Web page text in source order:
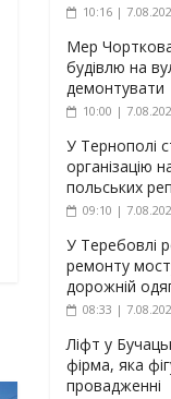
10:16 |
Мер
будівлю на
демонтувати
10:00 |
У Тернополі
організацію
польських
09:10 |
У Теребовлі
ремонту
дорожній
08:33 |
Ліфт у
фірма, яка
провадженні